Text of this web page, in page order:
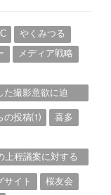
やくみつる
メディア戦略
た撮影意欲に迫
の投稿⑴
喜多
上程議案に対する
サイト
桜友会